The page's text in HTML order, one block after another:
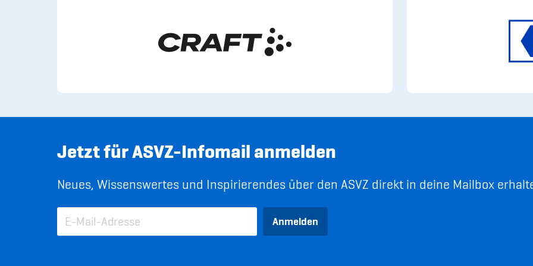
Jetzt für ASVZ-Infomail anmelden
Neues, Wissenswertes und Inspirierendes über den ASVZ direkt in deine Mailbox
Anmelden